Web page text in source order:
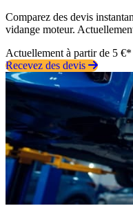
Comparez des devis
vidange moteur.
Actuellement à partir de 5 €*
Recevez des devis